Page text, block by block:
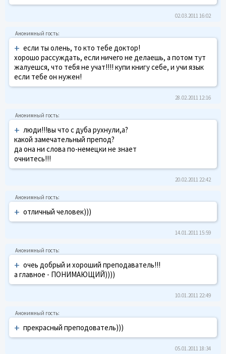
02.03.2011 16:02
+ если ты олень, то кто тебе доктор!
хорошо рассуждать, если ничего не делаешь, а потом тут
жалуешся, что тебя не учат!!!! купи книгу себе, и учи язык
если тебе он нужен!
28.02.2011 12:16
+ люди!!!вы что с дуба рухнули,а?
какой замечательный препод?
да она ни слова по-немецки не знает
очнитесь!!!
20.02.2011 22:42
+ отличный человек)))
14.01.2011 15:59
+ очеь добрый и хороший преподаватель!!!
а главное - ПОНИМАЮЩИЙ))))
10.01.2011 22:49
+ прекрасный преподователь)))
05.01.2011 18:34